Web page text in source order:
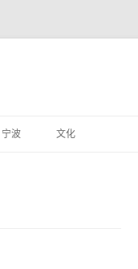
至
正
宁波 文化